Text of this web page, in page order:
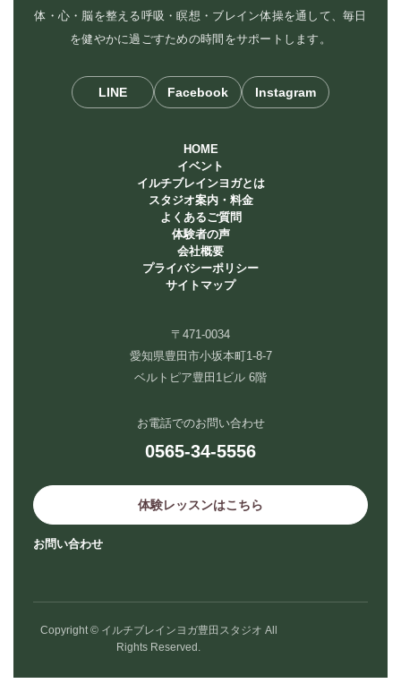
体・心・脳を整える呼吸・瞑想・ブレイン体操を通して、毎日
を健やかに過ごすための時間をサポートします。
LINE Facebook Instagram
HOME
イベント
イルチブレインヨガとは
スタジオ案内・料金
よくあるご質問
体験者の声
会社概要
プライバシーポリシー
サイトマップ
〒471-0034
愛知県豊田市小坂本町1-8-7
ベルトピア豊田1ビル 6階
お電話でのお問い合わせ
0565-34-5556
体験レッスンはこちら
お問い合わせ
Copyright © イルチブレインヨガ豊田スタジオ All
Rights Reserved.